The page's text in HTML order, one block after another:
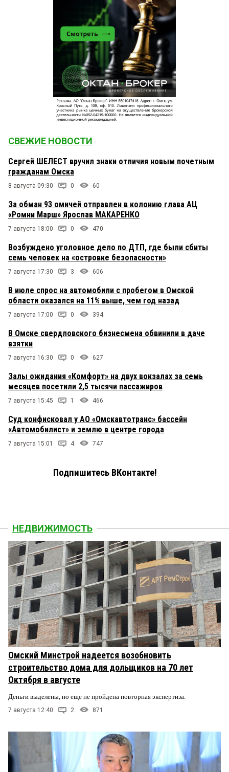
СВЕЖИЕ НОВОСТИ
Сергей ШЕЛЕСТ вручил знаки отличия новым почетным
гражданам Омска
8 августа 09:30 0 60
За обман 93 омичей отправлен в колонию глава АЦ
«Ромни Марш» Ярослав МАКАРЕНКО
7 августа 18:00 0 470
Возбуждено уголовное дело по ДТП, где были сбиты
семь человек на «островке безопасности»
7 августа 17:30 3 606
В июле спрос на автомобили с пробегом в Омской
области оказался на 11% выше, чем год назад
7 августа 17:00 0 394
В Омске свердловского бизнесмена обвинили в даче
взятки
7 августа 16:30 0 627
Залы ожидания «Комфорт» на двух вокзалах за семь
месяцев посетили 2,5 тысячи пассажиров
7 августа 15:45 1 466
Суд конфисковал у АО «Омскавтотранс» бассейн
«Автомобилист» и землю в центре города
7 августа 15:01 4 747
Подпишитесь ВКонтакте!
НЕДВИЖИМОСТЬ
Омский Минстрой надеется возобновить
строительство дома для дольщиков на 70 лет
Октября в августе
Деньги выделены, но еще не пройдена повторная экспертиза.
7 августа 12:40 2 871